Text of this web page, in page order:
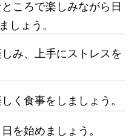
ころで楽しみながら日
しょう。
み、上手にストレスを
く食事をしましょう。
を始めましょう。